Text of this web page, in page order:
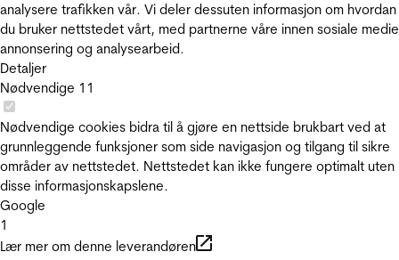
analysere trafikken vår. Vi deler dessuten informasjon om hvordan
du bruker nettstedet vårt, med partnerne våre innen sosiale
annonsering og analysearbeid.
Detaljer
Nødvendige 11
Nødvendige cookies bidra til å gjøre en nettside brukbart ved at
grunnleggende funksjoner som side navigasjon og tilgang til sikre
områder av nettstedet. Nettstedet kan ikke fungere optimalt uten
disse informasjonskapslene.
Google
1
Lær mer om denne leverandøren